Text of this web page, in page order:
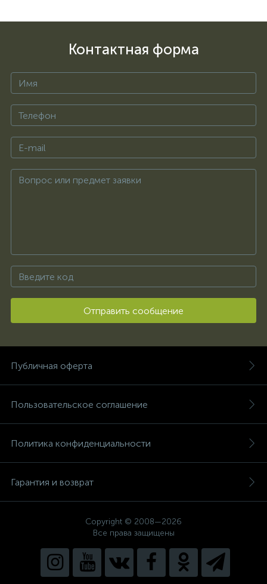
Контактная форма
Отправить сообщение
Публичная оферта
Пользовательское соглашение
Политика конфиденциальности
Гарантия и возврат
Copyright © 2008—2026
Все права защищены